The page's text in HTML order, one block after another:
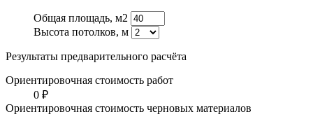
Общая площадь, м2
Высота потолков, м
Результаты предварительного расчёта
Ориентировочная стоимость работ
0 ₽
Ориентировочная стоимость черновых материалов